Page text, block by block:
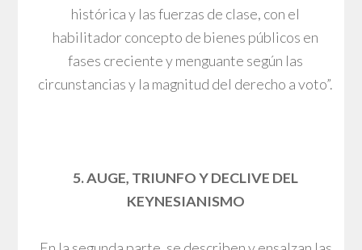
histórica y las fuerzas de clase, con el
habilitador concepto de bienes públicos en
fases creciente y menguante según las
circunstancias y la magnitud del derecho a voto”.
5. AUGE, TRIUNFO Y DECLIVE DEL
KEYNESIANISMO